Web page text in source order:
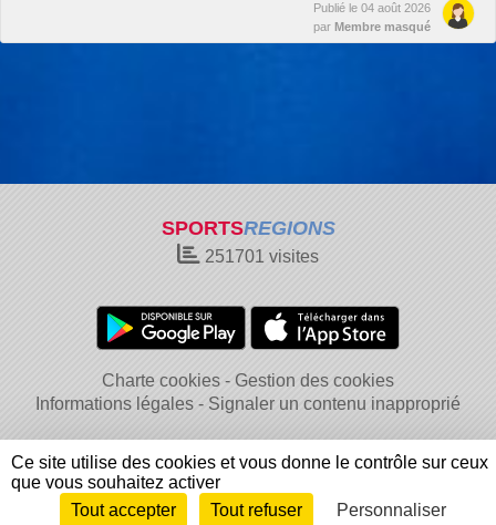
Publié le 04 août 2026
par Membre masqué
SPORTSREGIONS
251701 visites
Charte cookies
Gestion des cookies
Informations légales
Signaler un contenu inapproprié
Envie de participer ? Connexion
Ce site utilise des cookies et vous donne le contrôle sur ceux
que vous souhaitez activer
Tout accepter
Tout refuser Personnaliser